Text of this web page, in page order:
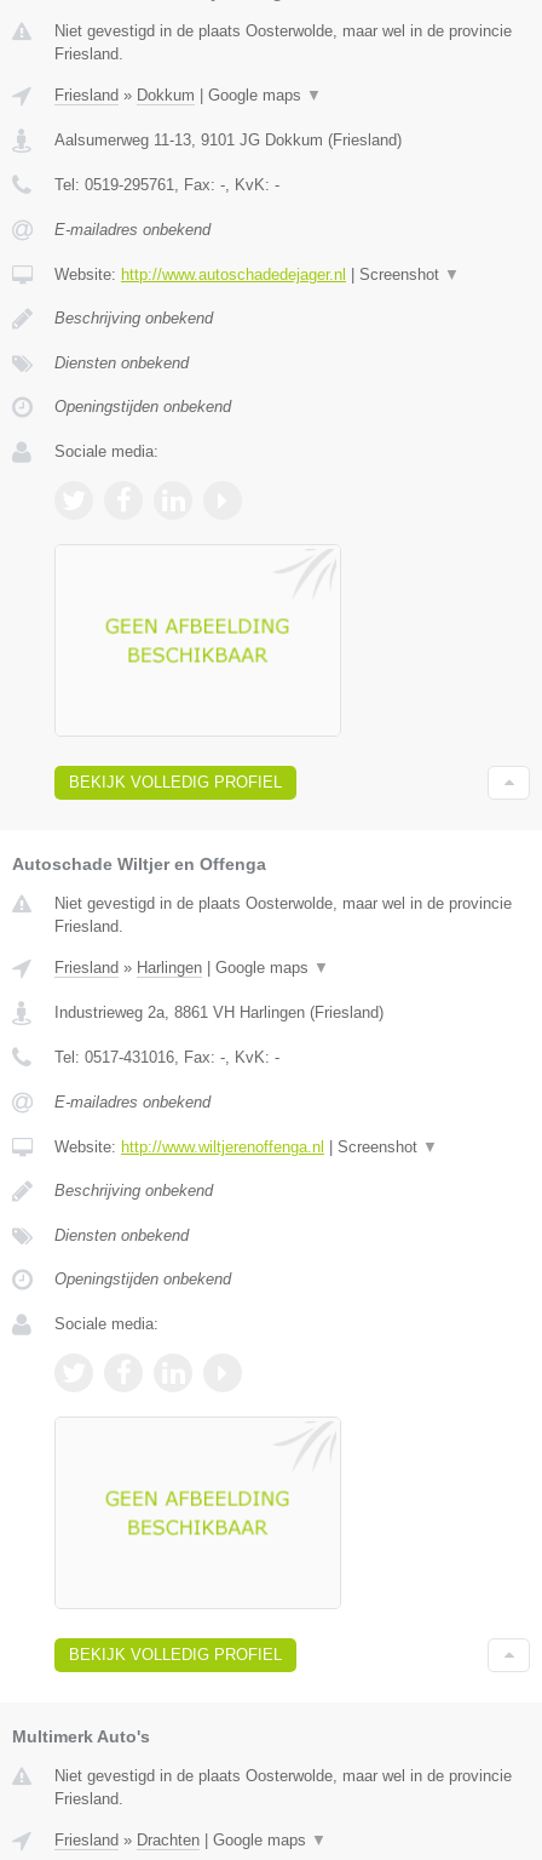
Niet gevestigd in de plaats Oosterwolde, maar wel in de provincie
Friesland.
Friesland » Dokkum Google maps ▼
Aalsumerweg 11-13, 9101 JG Dokkum (Friesland)
Tel: 0519-295761, Fax: -, KvK: -
E-mailadres onbekend
Website: http://www.autoschadedejager.nl Screenshot ▼
Beschrijving onbekend
Diensten onbekend
Openingstijden onbekend
Sociale media:
BEKIJK VOLLEDIG PROFIEL
Autoschade Wiltjer en Offenga
Niet gevestigd in de plaats Oosterwolde, maar wel in de provincie
Friesland.
Friesland » Harlingen Google maps ▼
Industrieweg 2a, 8861 VH Harlingen (Friesland)
Tel: 0517-431016, Fax: -, KvK: -
E-mailadres onbekend
Website: http://www.wiltjerenoffenga.nl Screenshot ▼
Beschrijving onbekend
Diensten onbekend
Openingstijden onbekend
Sociale media:
BEKIJK VOLLEDIG PROFIEL
Multimerk Auto's
Niet gevestigd in de plaats Oosterwolde, maar wel in de provincie
Friesland.
Friesland » Drachten | Google maps ▼